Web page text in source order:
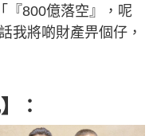
『800億落空』，呢
我將啲財產畀個仔，
：